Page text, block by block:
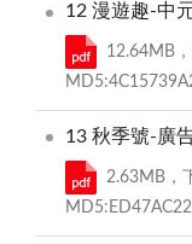
12 漫遊趣-中
12.64MB
13 秋季號-廣
2.63MB，